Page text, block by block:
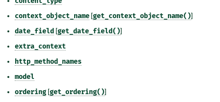
context_object_name [get_context_object_name()]
date_field [get_date_field()]
extra_context
http_method_names
model
ordering [get_ordering()]